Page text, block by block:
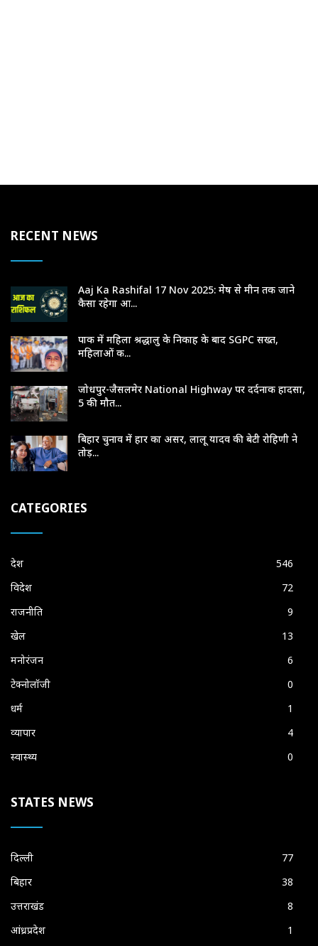
RECENT NEWS
Aaj Ka Rashifal 17 Nov 2025: मेष से मीन तक जाने
कैसा रहेगा आ...
पाक में महिला श्रद्धालु के निकाह के बाद SGPC सख्त,
महिलाओं क...
जोधपुर-जैसलमेर National Highway पर दर्दनाक हादसा,
5 की मौत...
बिहार चुनाव में हार का असर, लालू यादव की बेटी रोहिणी ने
तोड़...
CATEGORIES
देश
546
विदेश
72
राजनीति
9
खेल
13
मनोरंजन
6
टेक्नोलॉजी
0
धर्म
1
व्यापार
4
स्वास्थ्य
0
STATES NEWS
दिल्ली
77
बिहार
38
उत्तराखंड
8
आंध्रप्रदेश
1